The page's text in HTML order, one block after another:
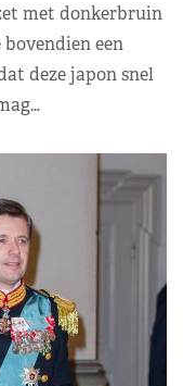
met donkerbruin
een
deze japon snel